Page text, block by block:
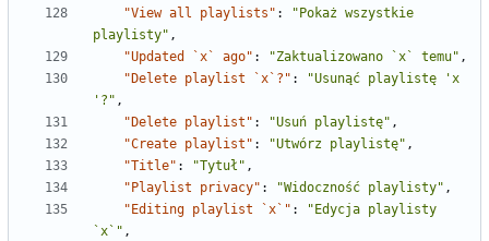
"View all playlists" :
"Pokaż wszystkie
playlisty" ,
"Updated `x` ago" : "Zaktualizowano `x` temu" ,
"Delete playlist `x`?" :
"Usunąć playlistę 'x
'?" ,
"Delete playlist" : "Usuń playlistę" ,
"Create playlist" : "Utwórz playlistę" ,
"Title" : "Tytuł" ,
"Playlist privacy" : "Widoczność playlisty" ,
"Editing playlist `x`" :
"Edycja playlisty
`x`" ,